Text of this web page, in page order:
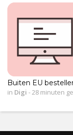
Buiten EU
in Digi -28 minuten